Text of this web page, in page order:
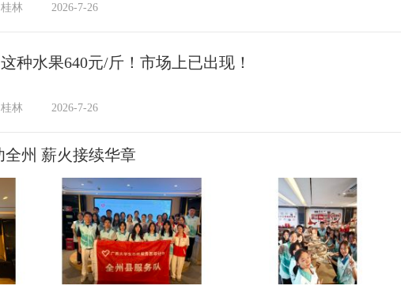
桂林 2026-7-26
这种水果640元/斤！市场上已出现！
桂林 2026-7-26
州 薪火接续华章